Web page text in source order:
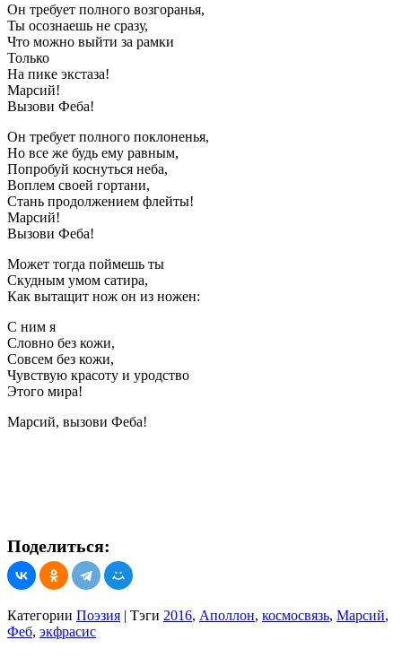
Он требует полного возгоранья,
Ты осознаешь не сразу,
Что можно выйти за рамки
Только
На пике экстаза!
Марсий!
Вызови Феба!
Он требует полного поклоненья,
Но все же будь ему равным,
Попробуй коснуться неба,
Воплем своей гортани,
Стань продолжением флейты!
Марсий!
Вызови Феба!
Может тогда поймешь ты
Скудным умом сатира,
Как вытащит нож он из ножен:
С ним я
Словно без кожи,
Совсем без кожи,
Чувствую красоту и уродство
Этого мира!
Марсий, вызови Феба!
Поделиться:
Категории Поэзия | Тэги 2016, Аполлон, космосвязь, Марсий,
Феб, экфрасис